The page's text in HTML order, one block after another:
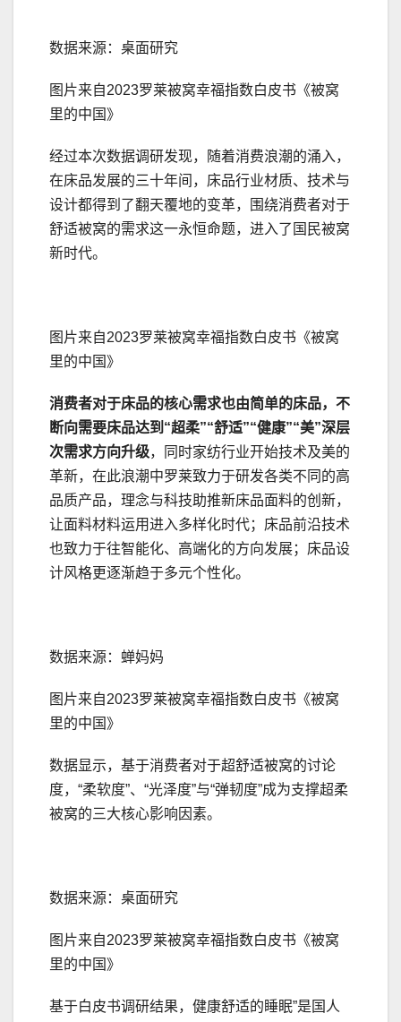
数据来源：桌面研究
图片来自2023罗莱被窝幸福指数白皮书《被窝
里的中国》
经过本次数据调研发现，随着消费浪潮的涌入，
在床品发展的三十年间，床品行业材质、技术与
设计都得到了翻天覆地的变革，围绕消费者对于
舒适被窝的需求这一永恒命题，进入了国民被窝
新时代。
图片来自2023罗莱被窝幸福指数白皮书《被窝
里的中国》
消费者对于床品的核心需求也由简单的床品， 不
断向需要床品达到 “超柔”“舒适”“健康”“美”深层
次需求方向升级，同时家纺行业开始技术及美的
革新，在此浪潮中罗莱致力于研发各类不同的高
品质产品，理念与科技助推新床品面料的创新，
让面料材料运用进入多样化时代；床品前沿技术
也致力于往智能化、高端化的方向发展；床品设
计风格更逐渐趋于多元个性化。
数据来源：蝉妈妈
图片来自2023罗莱被窝幸福指数白皮书《被窝
里的中国》
数据显示，基于消费者对于超舒适被窝的讨论
度，“柔软度”、“光泽度”与“弹韧度”成为支撑超柔
被窝的三大核心影响因素。
数据来源：桌面研究
图片来自2023罗莱被窝幸福指数白皮书《被窝
里的中国》
基于白皮书调研结果，健康舒适的睡眠”是国人